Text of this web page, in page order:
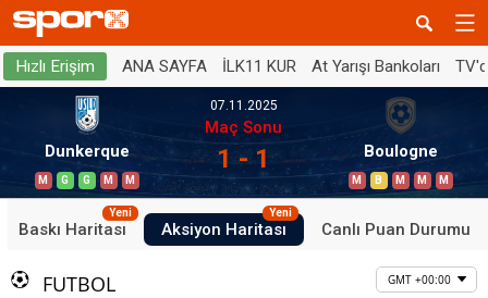
Hızlı Erişim ANA SAYFA İLK11 KUR At Yarışı Bankoları
Dunkerque
M G G M M
07.11.2025
Maç Sonu
1 - 1 Boulogne
M B M M M
Baskı Haritası
Yeni
Aksiyon Haritası
Yeni
Canlı Puan Durumu
FUTBOL GMT +00:00